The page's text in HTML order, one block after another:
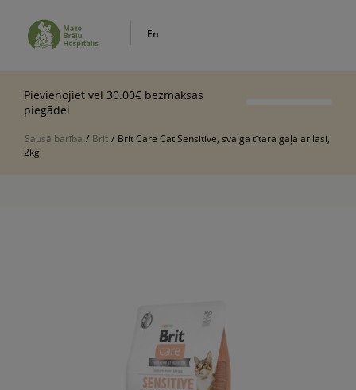
En
Pievienojiet vel 30.00€ bezmaksas
piegādei
Sausā barība / Brit / Brit Care Cat Sensitive, svaiga tītara gaļa ar lasi,
2kg